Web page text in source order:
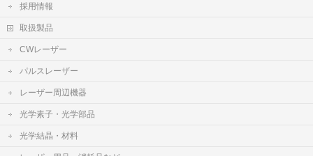
採用情報
取扱製品
CWレーザー
パルスレーザー
レーザー周辺機器
光学素子・光学部品
光学結晶・材料